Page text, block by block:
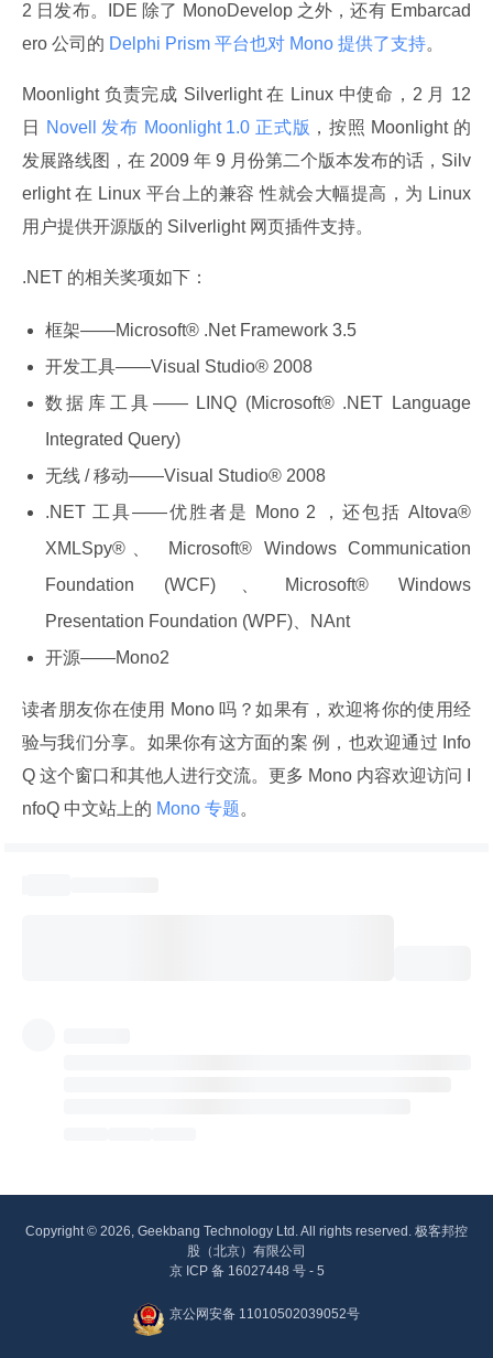
2 日发布。IDE 除了 MonoDevelop 之外，还有 Embarcad
ero 公司的 Delphi Prism 平台也对 Mono 提供了支持。
Moonlight 负责完成 Silverlight 在 Linux 中使命，2 月 12
日
Novell 发布 Moonlight 1.0 正式版 ，按照 Moonlight 的
发展路线图，在 2009 年 9 月份第二个版本发布的话，Silv
erlight 在 Linux 平台上的兼容 性就会大幅提高，为 Linux
用户提供开源版的 Silverlight 网页插件支持。
.NET 的相关奖项如下：
框架——Microsoft® .Net Framework 3.5
开发工具——Visual Studio® 2008
数据库工具—— LINQ (Microsoft® .NET Language
Integrated Query)
无线 / 移动——Visual Studio® 2008
.NET 工具——优胜者是 Mono 2 ，还包括 Altova®
XMLSpy®、 Microsoft® Windows Communication
Foundation (WCF)、Microsoft® Windows
Presentation Foundation (WPF)、NAnt
开源——Mono2
读者朋友你在使用 Mono 吗？如果有，欢迎将你的使用经
验与我们分享。如果你有这方面的案 例，也欢迎通过 Info
Q 这个窗口和其他人进行交流。更多 Mono 内容欢迎访问 I
nfoQ 中文站上的 Mono 专题。
Copyright © 2026, Geekbang Technology Ltd. All rights reserved. 极客邦控
股（北京）有限公司
京 ICP 备 16027448 号 - 5
京公网安备 11010502039052号